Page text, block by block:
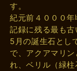
す。
紀元前４０００
記録に残る最も古
5月の誕生石とし
で、アクアマリ
れ、ベリル（緑